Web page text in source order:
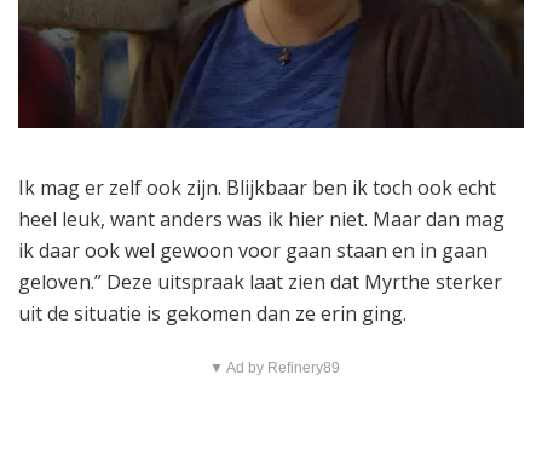
Ik mag er zelf ook zijn. Blijkbaar ben ik toch ook echt
heel leuk, want anders was ik hier niet. Maar dan mag
ik daar ook wel gewoon voor gaan staan en in gaan
geloven.” Deze uitspraak laat zien dat Myrthe sterker
uit de situatie is gekomen dan ze erin ging.
▼ Ad by Refinery89